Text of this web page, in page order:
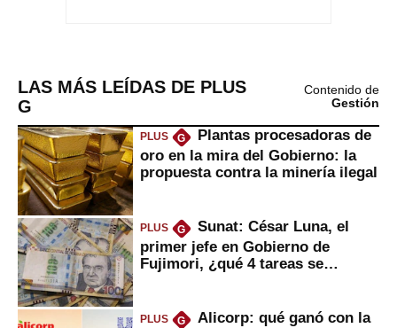
LAS MÁS LEÍDAS DE PLUS
G
Contenido de
Gestión
PLUS G
Plantas procesadoras de
oro en la mira del Gobierno: la
propuesta contra la minería ilegal
PLUS G
Sunat: César Luna, el
primer jefe en Gobierno de
Fujimori, ¿qué 4 tareas se
PLUS G
Alicorp: qué ganó con la